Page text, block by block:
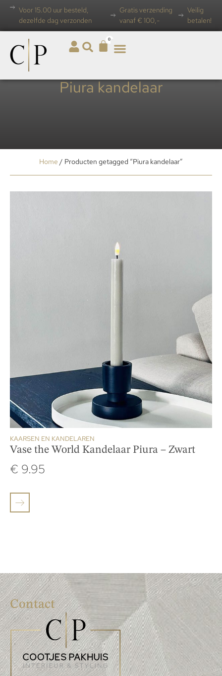
Voor 15.00 uur besteld,
dezelfde dag verzonden
Gratis verzending
vanaf € 100,-
Veilig
betalen!
0
Piura kandelaar
Home / Producten getagged “Piura kandelaar”
KAARSEN EN KANDELAREN
Vase the World Kandelaar Piura – Zwart
€ 9.95
Contact